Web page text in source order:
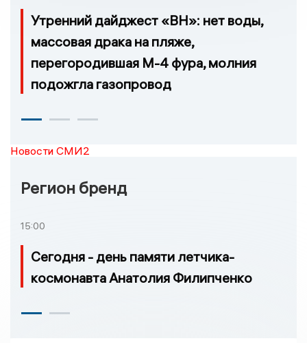
Утренний дайджест «ВН»: нет воды,
массовая драка на пляже,
перегородившая М-4 фура, молния
подожгла газопровод
Новости СМИ2
Регион бренд
15:00
Сегодня - день памяти летчика-
космонавта Анатолия Филипченко